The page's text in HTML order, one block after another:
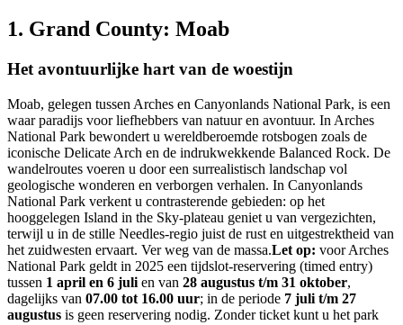
1. Grand County: Moab
Het avontuurlijke hart van de woestijn
Moab, gelegen tussen Arches en Canyonlands National Park, is een
waar paradijs voor liefhebbers van natuur en avontuur. In Arches
National Park bewondert u wereldberoemde rotsbogen zoals de
iconische Delicate Arch en de indrukwekkende Balanced Rock. De
wandelroutes voeren u door een surrealistisch landschap vol
geologische wonderen en verborgen verhalen. In Canyonlands
National Park verkent u contrasterende gebieden: op het
hooggelegen Island in the Sky-plateau geniet u van vergezichten,
terwijl u in de stille Needles-regio juist de rust en uitgestrektheid van
het zuidwesten ervaart. Ver weg van de massa.Let op: voor Arches
National Park geldt in 2025 een tijdslot-reservering (timed entry)
tussen 1 april en 6 juli en van 28 augustus t/m 31 oktober,
dagelijks van 07.00 tot 16.00 uur; in de periode 7 juli t/m 27
augustus is geen reservering nodig. Zonder ticket kunt u het park